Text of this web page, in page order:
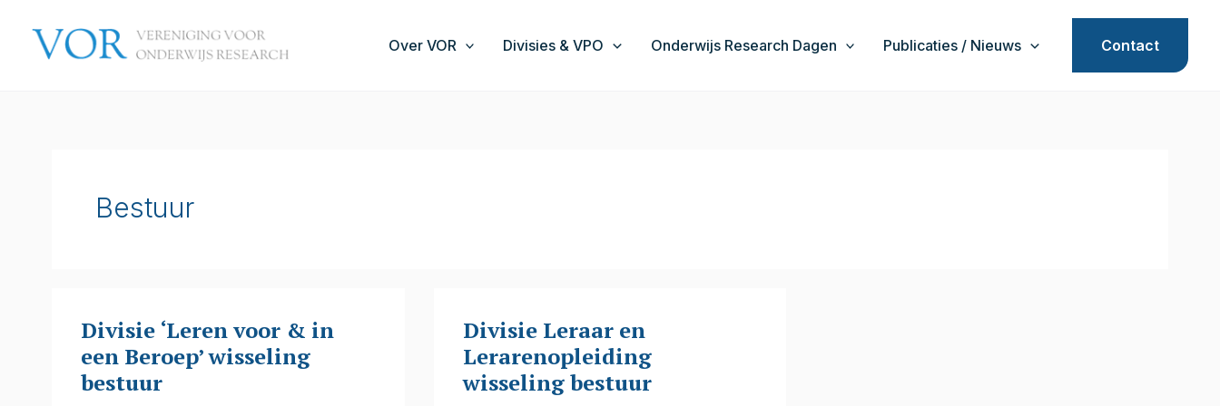
Over VOR Divisies & VPO Onderwijs Research Dagen Publicaties / Nieuws Contact
Bestuur
Divisie ‘Leren voor & in
een Beroep’ wisseling
bestuur
Divisie
‘Leren
voor
Divisie Leraar en
Lerarenopleiding
wisseling bestuur
Divisie
Leraar
en